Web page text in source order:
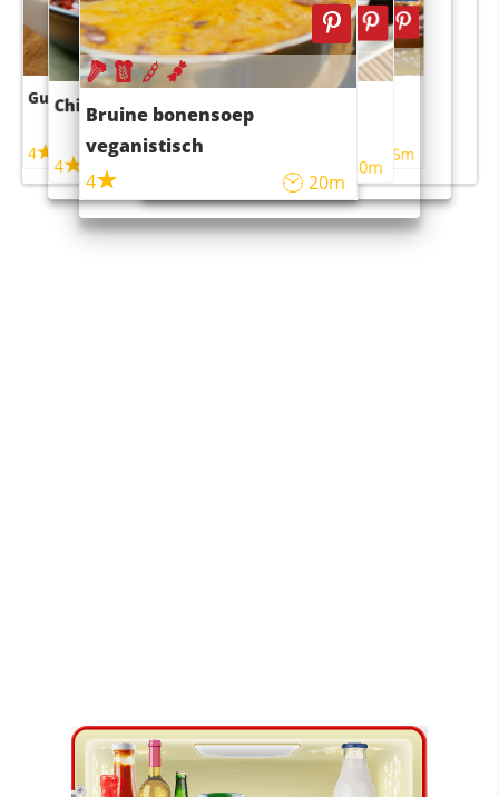
Guacamole
4
Chili con carne
4 45m
Bruine bonensoep
veganistisch
4
20m
Sushi rijstsalade
maaltijdsalade
40m
4 55m